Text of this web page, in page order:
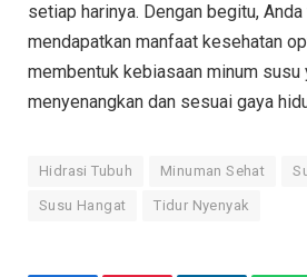
setiap harinya. Dengan begitu,
mendapatkan manfaat kesehatan
membentuk kebiasaan minum susu
menyenangkan dan sesuai gaya
Hidrasi Tubuh Minuman Sehat
Susu Hangat Tidur Nyenyak